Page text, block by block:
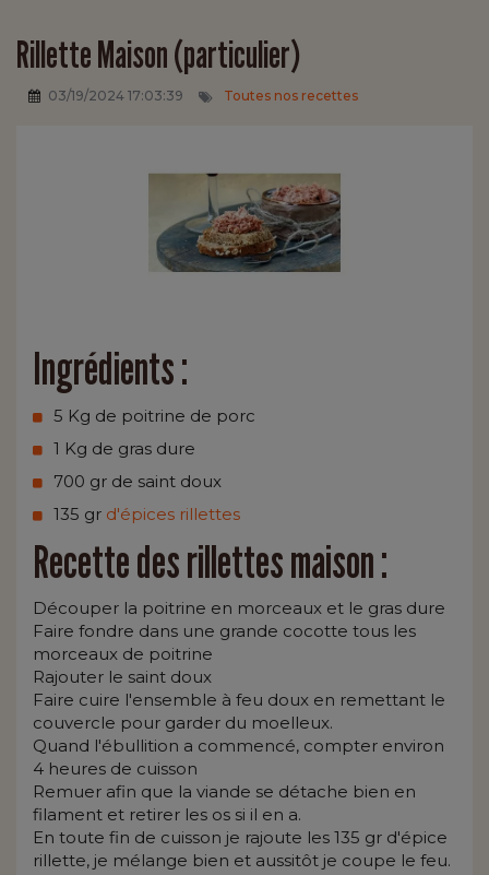
Rillette Maison (particulier)
03/19/2024 17:03:39 Toutes nos recettes
Ingrédients :
5 Kg de poitrine de porc
1 Kg de gras dure
700 gr de saint doux
135 gr d'épices rillettes
Recette des rillettes maison :
Découper la poitrine en morceaux et le gras dure
Faire fondre dans une grande cocotte tous les
morceaux de poitrine
Rajouter le saint doux
Faire cuire l'ensemble à feu doux en remettant le
couvercle pour garder du moelleux.
Quand l'ébullition a commencé, compter environ
4 heures de cuisson
Remuer afin que la viande se détache bien en
filament et retirer les os si il en a.
En toute fin de cuisson je rajoute les 135 gr d'épice
rillette, je mélange bien et aussitôt je coupe le feu.